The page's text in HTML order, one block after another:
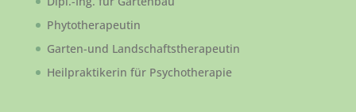
Phytotherapeutin
Garten-und Landschaftstherapeutin
Heilpraktikerin für Psychotherapie